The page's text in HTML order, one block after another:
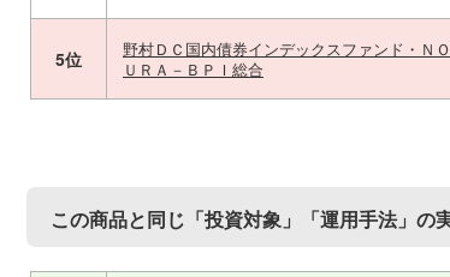
5位
野村ＤＣ国内債券インデックスファンド・Ｎ
ＵＲＡ－ＢＰＩ総合
この商品と同じ「投資対象」「運用手法」